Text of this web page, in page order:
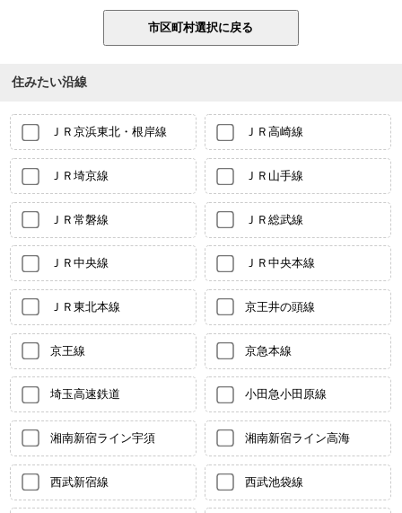
住みたい沿線
ＪＲ京浜東北・根岸線 ＪＲ高崎線
ＪＲ埼京線 ＪＲ山手線
ＪＲ常磐線 ＪＲ総武線
ＪＲ中央線 ＪＲ中央本線
ＪＲ東北本線 京王井の頭線
京王線 京急本線
埼玉高速鉄道 小田急小田原線
湘南新宿ライン宇須 湘南新宿ライン高海
西武新宿線 西武池袋線